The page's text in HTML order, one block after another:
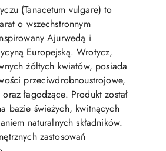
(Tanacetum vulgare) to
o wszechstronnym
Ajurwedą i
Europejską. Wrotycz,
żółtych kwiatów, posiada
przeciwdrobnoustrojowe,
łagodzące. Produkt został
bazie świeżych, kwitnących
naturalnych składników.
zastosowań